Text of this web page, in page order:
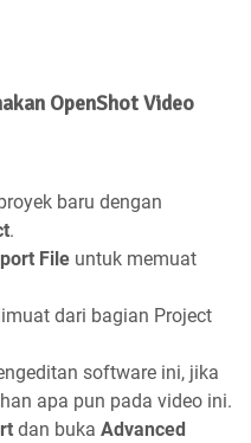
OpenShot Video
baru dengan
.
File untuk memuat
dari bagian Project
software ini, jika
apa pun pada video ini.
dan buka Advanced